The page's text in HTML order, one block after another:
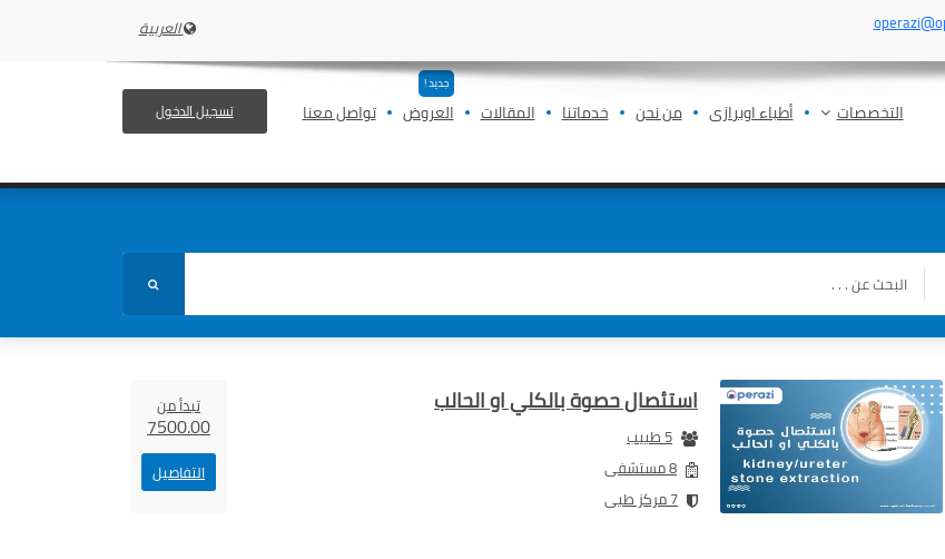
العربية
التخصصات أطباء اوبرازى من نحن خدماتنا المقالات
جديد !
العروض تواصل معنا تسجيل الدخول
استئصال حصوة بالكلي او الحالب
5 طبيب
8 مستشفى
7 مركز طبى
تبدأ من
7500.00
التفاصيل